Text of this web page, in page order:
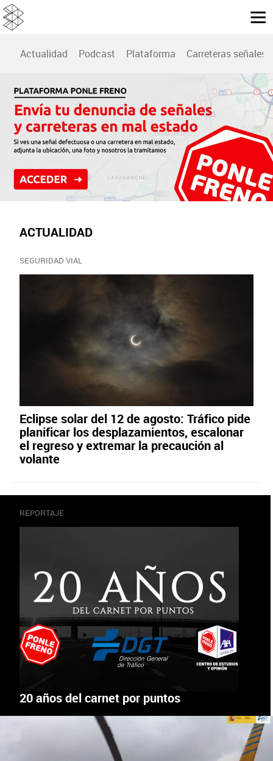
Actualidad Podcast Plataforma Carreteras señales
ACTUALIDAD
SEGURIDAD VIAL
Eclipse solar del 12 de agosto: Tráfico pide
planificar los desplazamientos, escalonar
el regreso y extremar la precaución al
volante
REPORTAJE
20 años del carnet por puntos
VIGILANCIA AÉREA DE LA DGT